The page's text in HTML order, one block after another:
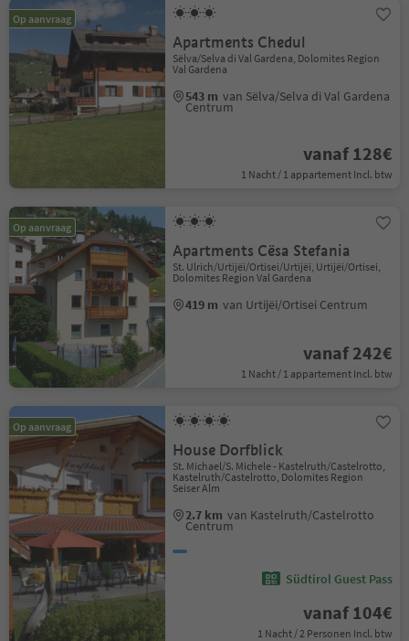
Op aanvraag
Apartments Chedul
Sëlva/Selva di Val Gardena, Dolomites Region
Val Gardena
543 m van Sëlva/Selva di Val Gardena
Centrum
vanaf 128€
1 Nacht / 1 appartement Incl. btw
Op aanvraag
Apartments Cësa Stefania
St. Ulrich/Urtijëi/Ortisei/Urtijëi, Urtijëi/Ortisei,
Dolomites Region Val Gardena
419 m van Urtijëi/Ortisei Centrum
vanaf 242€
1 Nacht / 1 appartement Incl. btw
Op aanvraag
House Dorfblick
St. Michael/S. Michele - Kastelruth/Castelrotto,
Kastelruth/Castelrotto, Dolomites Region
Seiser Alm
2.7 km van Kastelruth/Castelrotto
Centrum
Südtirol Guest Pass
vanaf 104€
1 Nacht / 2 Personen Incl. btw